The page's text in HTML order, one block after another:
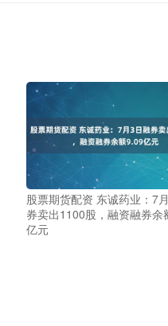
股票期货配资 东诚药业：7
券卖出1100股，融资融券余
亿元